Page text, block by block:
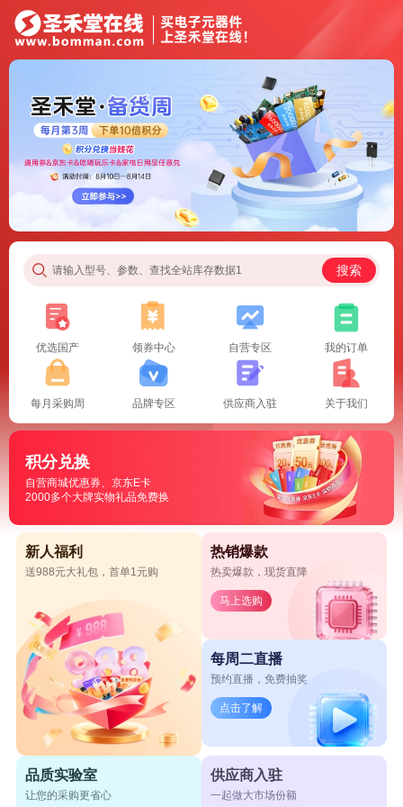
请输入型号、参数、查找全站库存数据1 搜索
优选国产 领券中心 自营专区 我的订单
每月采购周 品牌专区 供应商入驻 关于我们
积分兑换
自营商城优惠券、京东E卡
2000多个大牌实物礼品免费换
新人福利
送988元大礼包，首单1元购
热销爆款
热卖爆款，现货直降
马上选购
每周二直播
预约直播，免费抽奖
点击了解
品质实验室
让您的采购更省心
供应商入驻
一起做大市场份额